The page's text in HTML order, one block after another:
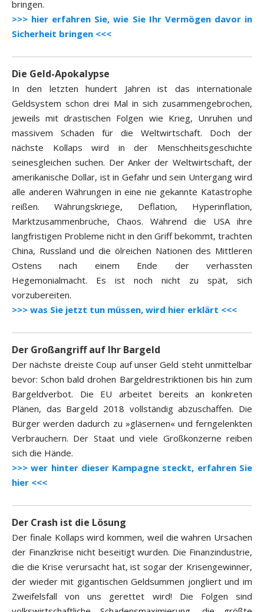
bringen.
>>> hier erfahren Sie, wie Sie Ihr Vermögen davor in
Sicherheit bringen <<<
Die Geld-Apokalypse
In den letzten hundert Jahren ist das internationale
Geldsystem schon drei Mal in sich zusammengebrochen,
jeweils mit drastischen Folgen wie Krieg, Unruhen und
massivem Schaden für die Weltwirtschaft. Doch der
nächste Kollaps wird in der Menschheitsgeschichte
seinesgleichen suchen. Der Anker der Weltwirtschaft, der
amerikanische Dollar, ist in Gefahr und sein Untergang wird
alle anderen Währungen in eine nie gekannte Katastrophe
reißen. Währungskriege, Deflation, Hyperinflation,
Marktzusammenbrüche, Chaos. Während die USA ihre
langfristigen Probleme nicht in den Griff bekommt, trachten
China, Russland und die ölreichen Nationen des Mittleren
Ostens nach einem Ende der verhassten
Hegemonialmacht. Es ist noch nicht zu spät, sich
vorzubereiten.
>>> was Sie jetzt tun müssen, wird hier erklärt <<<
Der Großangriff auf Ihr Bargeld
Der nächste dreiste Coup auf unser Geld steht unmittelbar
bevor: Schon bald drohen Bargeldrestriktionen bis hin zum
Bargeldverbot. Die EU arbeitet bereits an konkreten
Plänen, das Bargeld 2018 vollständig abzuschaffen. Die
Bürger werden dadurch zu »gläsernen« und ferngelenkten
Verbrauchern. Der Staat und viele Großkonzerne reiben
sich die Hände.
>>> wer hinter dieser Kampagne steckt, erfahren Sie
hier <<<
Der Crash ist die Lösung
Der finale Kollaps wird kommen, weil die wahren Ursachen
der Finanzkrise nicht beseitigt wurden. Die Finanzindustrie,
die die Krise verursacht hat, ist sogar der Krisengewinner,
der wieder mit gigantischen Geldsummen jongliert und im
Zweifelsfall von uns gerettet wird! Die Folgen sind